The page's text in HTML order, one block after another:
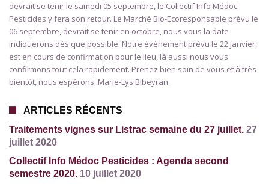
devrait se tenir le samedi 05 septembre, le Collectif Info Médoc
Pesticides y fera son retour. Le Marché Bio-Ecoresponsable prévu le
06 septembre, devrait se tenir en octobre, nous vous la date
indiquerons dès que possible. Notre événement prévu le 22 janvier,
est en cours de confirmation pour le lieu, là aussi nous vous
confirmons tout cela rapidement. Prenez bien soin de vous et à très
bientôt, nous espérons. Marie-Lys Bibeyran.
ARTICLES RÉCENTS
Traitements vignes sur Listrac semaine du 27 juillet. 27
juillet 2020
Collectif Info Médoc Pesticides : Agenda second
semestre 2020. 10 juillet 2020